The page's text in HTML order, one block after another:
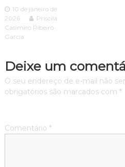
s
t
10 de janeiro de
2026
Priscila
Casimiro Ribeiro
Garcia
Deixe um
O seu endereço de e-mail não
obrigatórios são marcados com *
Comentário *